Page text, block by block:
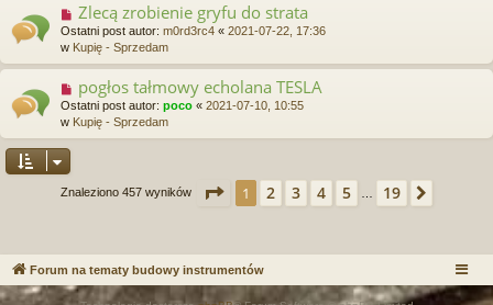
o
s
t
N
o
w
s
t
Zlecą zrobienie gryfu do strata
Ostatni post autor: m0rd3rc4 « 2021-07-22, 17:36
w Kupię - Sprzedam
N
o
w
t
pogłos tałmowy echolana TESLA
Ostatni post autor: poco « 2021-07-10, 10:55
w Kupię - Sprzedam
Znaleziono 457 wyników Strona z 19
1 2 3 4 5 19
Forum na tematy budowy instrumentów